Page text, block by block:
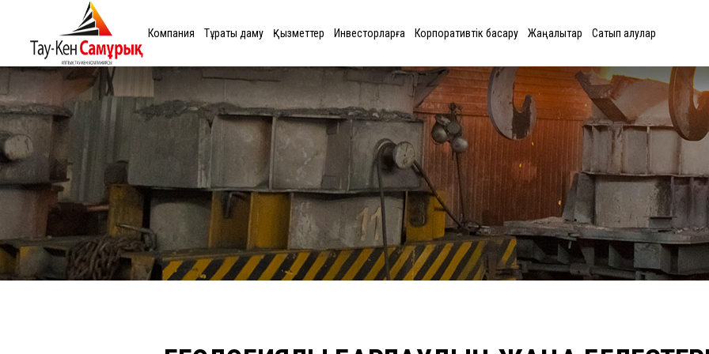
Компания Тұрақты даму Қызметтер Инвесторларға Корпоративтік басқару Жаңалықтар Сатып алулар